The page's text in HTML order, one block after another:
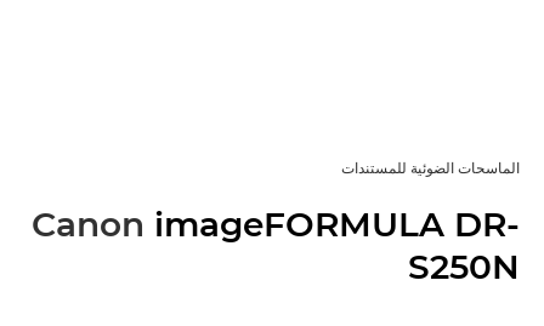
الماسحات الضوئية للمستندات
Canon imageFORMULA DR-
S250N